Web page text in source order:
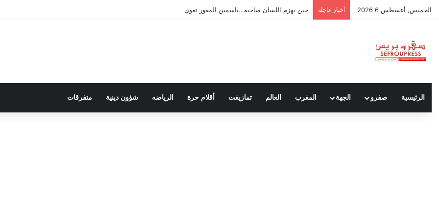
الخميس, أغسطس 6 2026 أخبار عاجلة حين يهزم اللسان صاحبه…ياسمين المغور تعوي
الرئيسية صفرو الجهة المغرب العالم تمازيغت أقلام حرة الرياضه شؤون دينية متفرقات